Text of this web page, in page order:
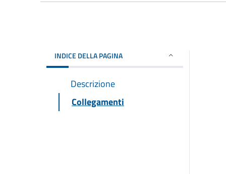
INDICE DELLA PAGINA
Descrizione
Collegamenti